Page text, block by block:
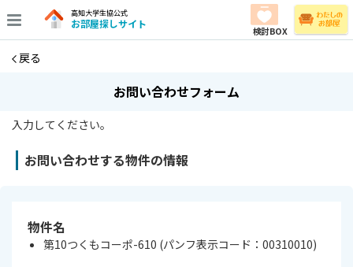
高知大学生協公式
お部屋探しサイト
検討BOX
戻る
お問い合わせフォーム
入力してください。
お問い合わせする物件の情報
物件名
第10つくもコーポ-610 (パンフ表示コード：00310010)